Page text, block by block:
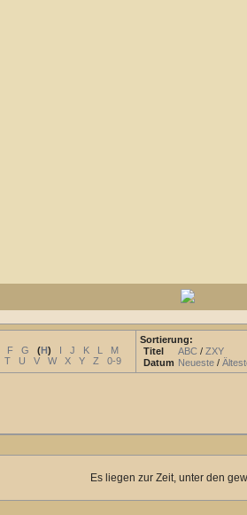
F G (H) I J K L
M
T U V W X Y Z 0-9
Sortierung:
Titel
ABC / ZXY
Datum Neueste /
Es liegen zur Zeit, unter den